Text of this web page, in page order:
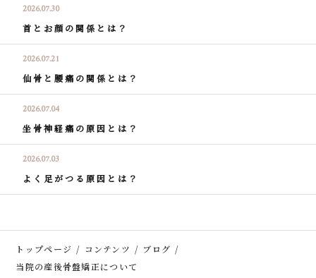
2026.07.30
首とお顔の関係とは？
2026.07.21
仙骨と腰痛の関係とは？
2026.07.04
坐骨神経痛の原因とは？
2026.07.03
よく足がつる原因とは？
トップページ コンテンツ
ブログ
当院の産後骨盤矯正について